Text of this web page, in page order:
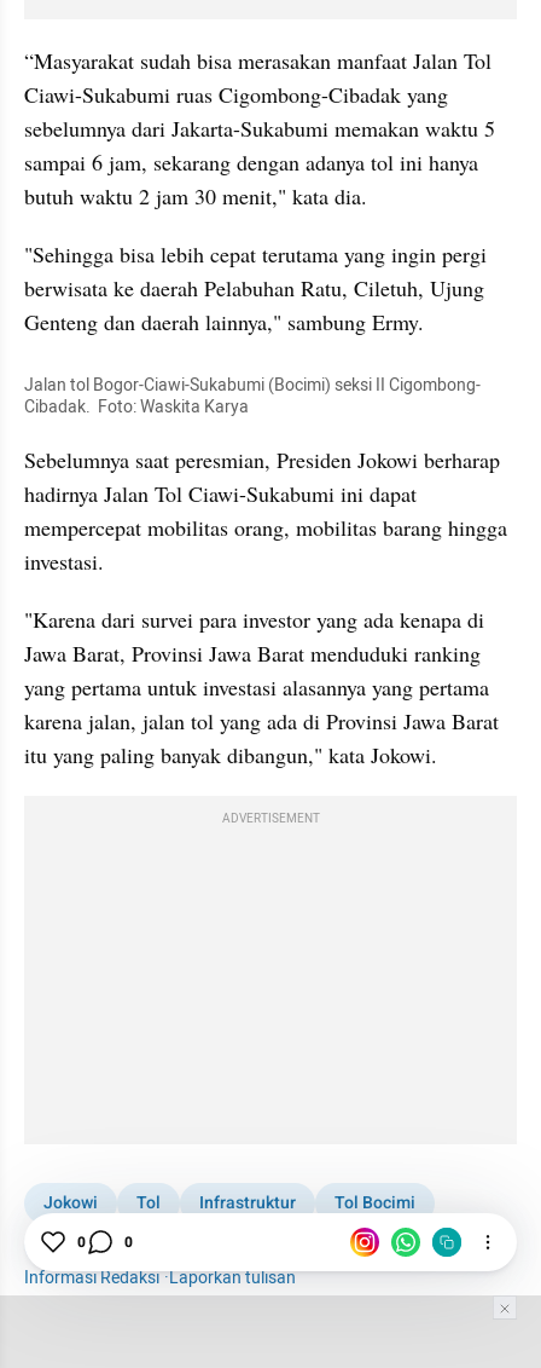
“Masyarakat sudah bisa merasakan manfaat Jalan Tol
Ciawi-Sukabumi ruas Cigombong-Cibadak yang
sebelumnya dari Jakarta-Sukabumi memakan waktu 5
sampai 6 jam, sekarang dengan adanya tol ini hanya
butuh waktu 2 jam 30 menit," kata dia.
"Sehingga bisa lebih cepat terutama yang ingin pergi
berwisata ke daerah Pelabuhan Ratu, Ciletuh, Ujung
Genteng dan daerah lainnya," sambung Ermy.
Jalan tol Bogor-Ciawi-Sukabumi (Bocimi) seksi II Cigombong-
Cibadak.  Foto: Waskita Karya
Sebelumnya saat peresmian, Presiden Jokowi berharap
hadirnya Jalan Tol Ciawi-Sukabumi ini dapat
mempercepat mobilitas orang, mobilitas barang hingga
investasi.
"Karena dari survei para investor yang ada kenapa di
Jawa Barat, Provinsi Jawa Barat menduduki ranking
yang pertama untuk investasi alasannya yang pertama
karena jalan, jalan tol yang ada di Provinsi Jawa Barat
itu yang paling banyak dibangun," kata Jokowi.
ADVERTISEMENT
Jokowi Tol Infrastruktur
Tol Bocimi
Jalan Tol Bocimi
Informasi Redaksi·Laporkan tulisan
0 0